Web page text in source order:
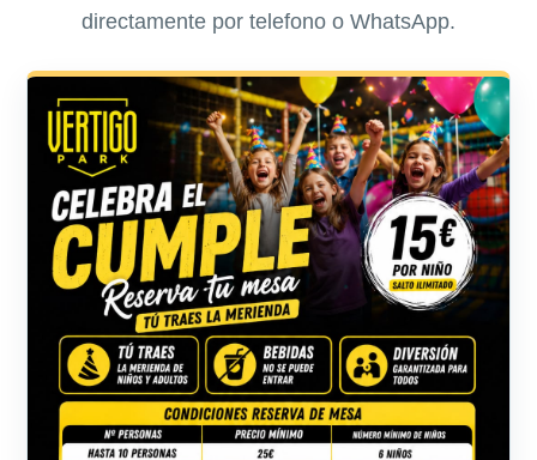
directamente por telefono o WhatsApp.